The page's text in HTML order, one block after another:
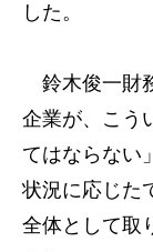
した。
鈴木俊一財
企業が、こう
てはならない
状況に応じた
全体として取